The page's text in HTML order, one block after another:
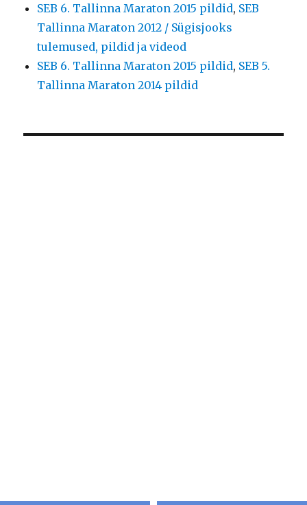
SEB 6. Tallinna Maraton 2015 pildid, SEB
Tallinna Maraton 2012 / Sügisjooks
tulemused, pildid ja videod
SEB 6. Tallinna Maraton 2015 pildid, SEB 5.
Tallinna Maraton 2014 pildid